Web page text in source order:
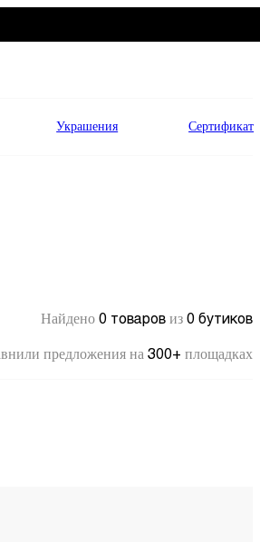
Украшения Сертификат
Найдено 0 товаров из 0 бутиков
предложения на 300+ площадках